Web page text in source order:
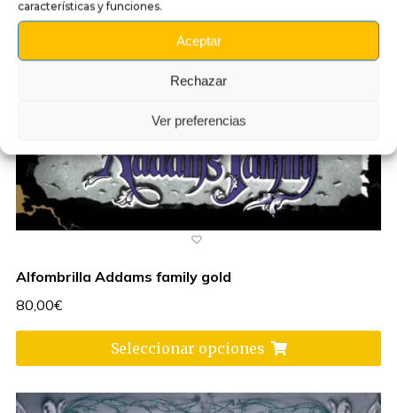
características y funciones.
Aceptar
Rechazar
Ver preferencias
Alfombrilla Addams family gold
80,00€
Seleccionar opciones